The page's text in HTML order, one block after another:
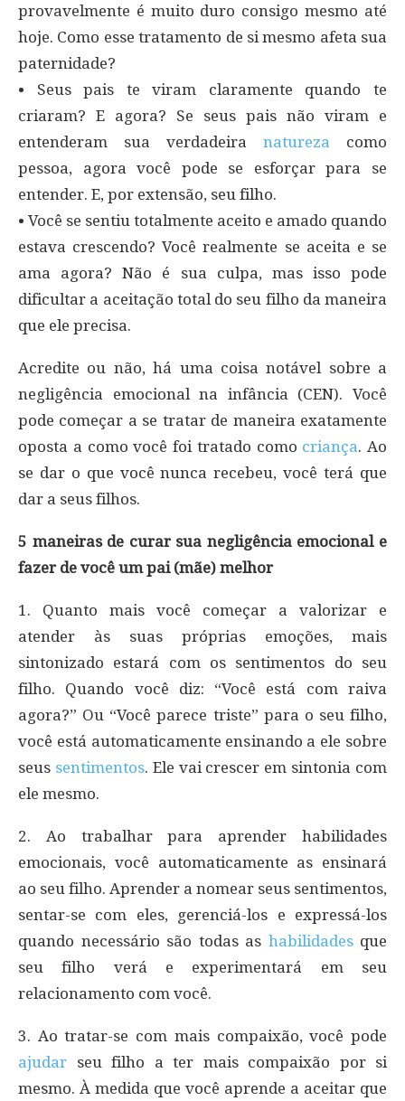
provavelmente é muito duro consigo mesmo até
hoje. Como esse tratamento de si mesmo afeta sua
paternidade?
• Seus pais te viram claramente quando te
criaram? E agora? Se seus pais não viram e
entenderam sua verdadeira natureza como
pessoa, agora você pode se esforçar para se
entender. E, por extensão, seu filho.
• Você se sentiu totalmente aceito e amado quando
estava crescendo? Você realmente se aceita e se
ama agora? Não é sua culpa, mas isso pode
dificultar a aceitação total do seu filho da maneira
que ele precisa.
Acredite ou não, há uma coisa notável sobre a
negligência emocional na infância (CEN). Você
pode começar a se tratar de maneira exatamente
oposta a como você foi tratado como criança. Ao
se dar o que você nunca recebeu, você terá que
dar a seus filhos.
5 maneiras de curar sua negligência emocional e
fazer de você um pai (mãe) melhor
1. Quanto mais você começar a valorizar e
atender às suas próprias emoções, mais
sintonizado estará com os sentimentos do seu
filho. Quando você diz: “Você está com raiva
agora?” Ou “Você parece triste” para o seu filho,
você está automaticamente ensinando a ele sobre
seus sentimentos. Ele vai crescer em sintonia com
ele mesmo.
2. Ao trabalhar para aprender habilidades
emocionais, você automaticamente as ensinará
ao seu filho. Aprender a nomear seus sentimentos,
sentar-se com eles, gerenciá-los e expressá-los
quando necessário são todas as habilidadesque
seu filho verá e experimentará em seu
relacionamento com você.
3. Ao tratar-se com mais compaixão, você pode
ajudar seu filho a ter mais compaixão por si
mesmo. À medida que você aprende a aceitar que